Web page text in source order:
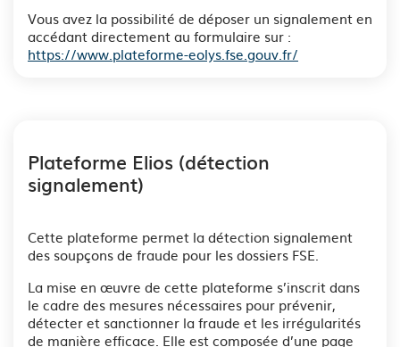
Vous avez la possibilité de déposer un signalement en
accédant directement au formulaire sur :
https://www.plateforme-eolys.fse.gouv.fr/
Plateforme Elios (détection
signalement)
Cette plateforme permet la détection signalement
des soupçons de fraude pour les dossiers FSE.
La mise en œuvre de cette plateforme s’inscrit dans
le cadre des mesures nécessaires pour prévenir,
détecter et sanctionner la fraude et les irrégularités
de manière efficace. Elle est composée d’une page